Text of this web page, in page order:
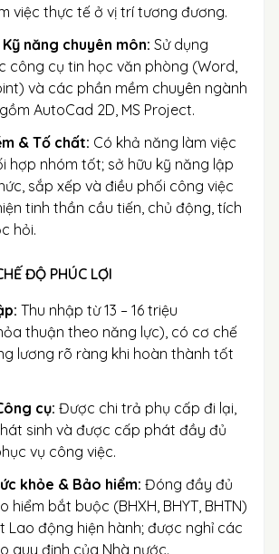
việc thực tế ở vị trí tương đương.
năng chuyên môn: Sử dụng
công cụ tin học văn phòng (Word,
và các phần mềm chuyên ngành
AutoCad 2D, MS Project.
& Tố chất: Có khả năng làm việc
hợp nhóm tốt; sở hữu kỹ năng lập
sắp xếp và điều phối công việc
tinh thần cầu tiến, chủ động, tích
hỏi.
ĐỘ PHÚC LỢI
Thu nhập từ 13 – 16 triệu
thuận theo năng lực), có cơ chế
lương rõ ràng khi hoàn thành tốt
cụ: Được chi trả phụ cấp đi lại,
sinh và được cấp phát đầy đủ
vụ công việc.
khỏe & Bảo hiểm: Đóng đầy đủ
hiểm bắt buộc (BHXH, BHYT, BHTN)
Lao động hiện hành; được nghỉ các
quy định của Nhà nước.